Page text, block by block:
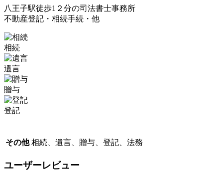
八王子駅徒歩1２分の司法書士事務所
不動産登記・相続手続・他
相続
遺言
贈与
登記
その他 相続、遺言、贈与、登記、法務
ユーザーレビュー